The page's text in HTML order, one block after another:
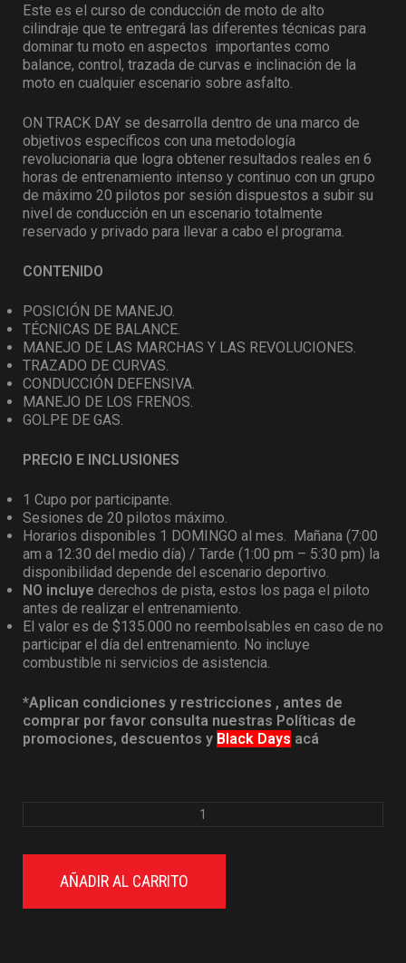
Este es el curso de conducción de moto de alto
cilindraje que te entregará las diferentes técnicas para
dominar tu moto en aspectos importantes como
balance, control, trazada de curvas e inclinación de la
moto en cualquier escenario sobre asfalto.
ON TRACK DAY se desarrolla dentro de una marco de
objetivos específicos con una metodología
revolucionaria que logra obtener resultados reales en 6
horas de entrenamiento intenso y continuo con un grupo
de máximo 20 pilotos por sesión dispuestos a subir su
nivel de conducción en un escenario totalmente
reservado y privado para llevar a cabo el programa.
CONTENIDO
POSICIÓN DE MANEJO.
TÉCNICAS DE BALANCE.
MANEJO DE LAS MARCHAS Y LAS REVOLUCIONES.
TRAZADO DE CURVAS.
CONDUCCIÓN DEFENSIVA.
MANEJO DE LOS FRENOS.
GOLPE DE GAS.
PRECIO E INCLUSIONES
1 Cupo por participante.
Sesiones de 20 pilotos máximo.
Horarios disponibles 1 DOMINGO al mes. Mañana (7:00
am a 12:30 del medio día) / Tarde (1:00 pm – 5:30 pm) la
disponibilidad depende del escenario deportivo.
NO incluye derechos de pista, estos los paga el piloto
antes de realizar el entrenamiento.
El valor es de $135.000 no reembolsables en caso de no
participar el día del entrenamiento. No incluye
combustible ni servicios de asistencia.
*Aplican condiciones y restricciones , antes de
comprar por favor consulta nuestras Políticas de
promociones, descuentos y Black Days acá
AÑADIR AL CARRITO